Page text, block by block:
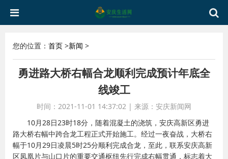
您的位置： 首页 >新闻 >
勇进路大桥右幅合龙顺利完成预计年底全
线竣工
时间：2021-11-01 14:37:02 | 来源：安庆新闻网
10月28日23时18分，随着混凝土的浇筑，安庆高新区勇进
路大桥右幅中跨合龙工程正式开始施工。经过一夜奋战，大桥右
幅于10月29日凌晨5时25分顺利完成合龙，至此，联系安庆高新
区凤凰片与山口片的重要交通枢纽先行完成右幅贯通，标志着大